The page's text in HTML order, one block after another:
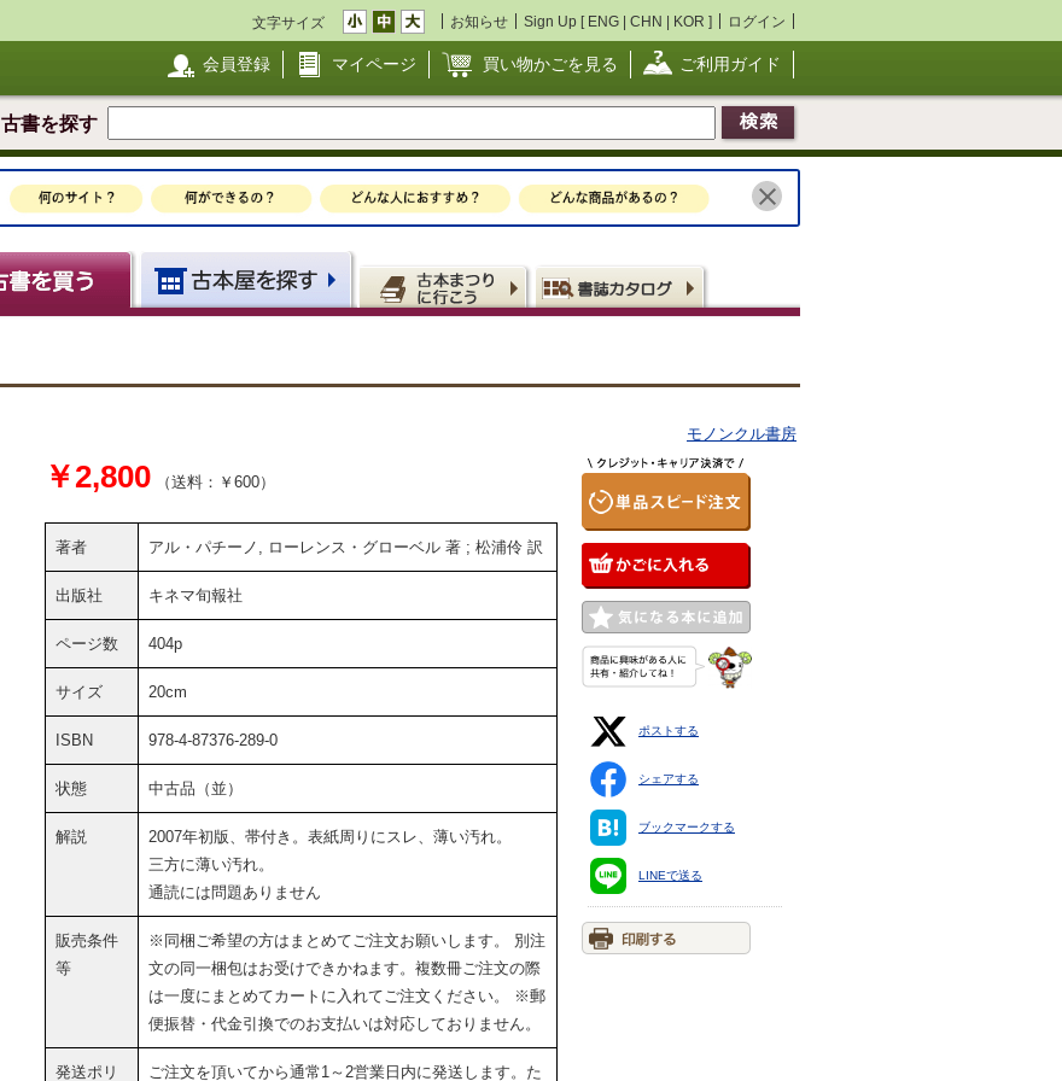
文字サイズ お知らせ Sign Up [ ENG | CHN | KOR ] ログイン
会員登録 マイページ 買い物かごを見る ご利用ガイド
古書を探す
モノンクル書房
￥2,800 （送料：￥600）
著者 アル・パチーノ, ローレンス・グローベル 著 ; 松浦伶 訳
出版社 キネマ旬報社
ページ数 404p
サイズ 20cm
ISBN 978-4-87376-289-0
状態 中古品（並）
解説
2007年初版、帯付き。表紙周りにスレ、薄い汚れ。
三方に薄い汚れ。
通読には問題ありません
販売条件
等
※同梱ご希望の方はまとめてご注文お願いします。 別注
文の同一梱包はお受けできかねます。複数冊ご注文の際
は一度にまとめてカートに入れてご注文ください。 ※郵
便振替・代金引換でのお支払いは対応しておりません。
発送ポリ ご注文を頂いてから通常1～2営業日内に発送します。た
ポストする
シェアする
ブックマークする
LINEで送る